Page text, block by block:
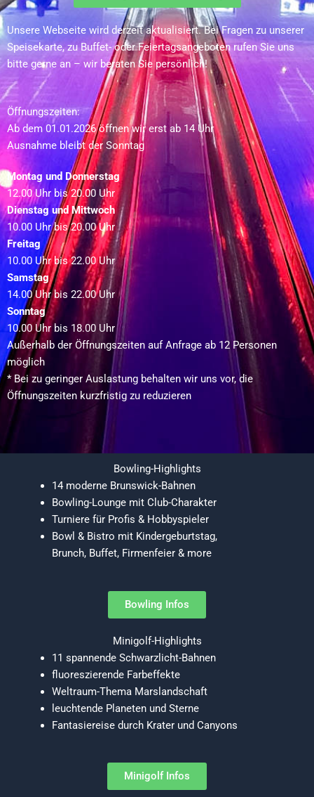
Unsere Webseite wird derzeit aktualisiert. Bei Fragen zu unserer
Speisekarte, zu Buffet- oder Feiertagsangeboten rufen Sie uns
bitte gerne an – wir beraten Sie persönlich!
Öffnungszeiten:
Ab dem 01.01.2026 öffnen wir erst ab 14 Uhr
Ausnahme bleibt der Sonntag
Montag und Donnerstag
12.00 Uhr bis 20.00 Uhr
Dienstag und Mittwoch
10.00 Uhr bis 20.00 Uhr
Freitag
10.00 Uhr bis 22.00 Uhr
Samstag
14.00 Uhr bis 22.00 Uhr
Sonntag
10.00 Uhr bis 18.00 Uhr
Außerhalb der Öffnungszeiten auf Anfrage ab 12 Personen
möglich
* Bei zu geringer Auslastung behalten wir uns vor, die
Öffnungszeiten kurzfristig zu reduzieren
Bowling-Highlights
14 moderne Brunswick-Bahnen
Bowling-Lounge mit Club-Charakter
Turniere für Profis & Hobbyspieler
Bowl & Bistro mit Kindergeburtstag,
Brunch, Buffet, Firmenfeier & more
Bowling Infos
Minigolf-Highlights
11 spannende Schwarzlicht-Bahnen
fluoreszierende Farbeffekte
Weltraum-Thema Marslandschaft
leuchtende Planeten und Sterne
Fantasiereise durch Krater und Canyons
Minigolf Infos